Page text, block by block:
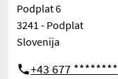
Podplat 6
3241 - Podplat
Slovenija
+43 677 ********